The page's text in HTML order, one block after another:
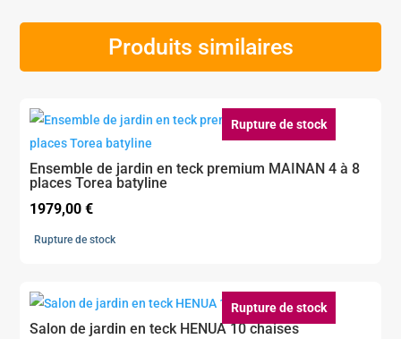
Produits similaires
Rupture de stock
Ensemble de jardin en teck premium MAINAN 4 à 8
places Torea batyline
1979,00€
Rupture de stock
Rupture de stock
Salon de jardin en teck HENUA 10 chaises